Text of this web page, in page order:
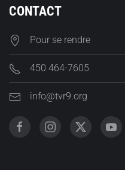
CONTACT
Pour se rendre
450 464-7605
info@tvr9.org